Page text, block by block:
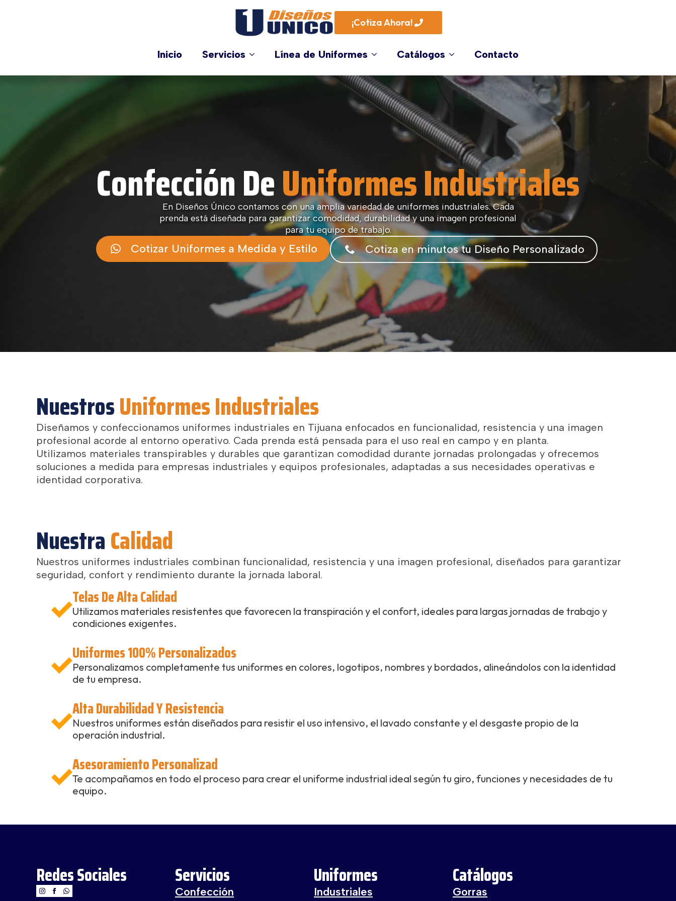
¡Cotiza Ahora!
Inicio Servicios Línea de Uniformes Catálogos Contacto
Confección DeUniformes Industriales
En Diseños Único contamos con una amplia variedad de uniformes industriales. Cada
prenda está diseñada para garantizar comodidad, durabilidad y una imagen profesional
para tu equipo de trabajo.
Cotizar Uniformes a Medida y Estilo Cotiza en minutos tu Diseño Personalizado
NuestrosUniformes Industriales
Diseñamos y confeccionamos uniformes industriales en Tijuana enfocados en funcionalidad, resistencia y una imagen
profesional acorde al entorno operativo. Cada prenda está pensada para el uso real en campo y en planta.
Utilizamos materiales transpirables y durables que garantizan comodidad durante jornadas prolongadas y ofrecemos
soluciones a medida para empresas industriales y equipos profesionales, adaptadas a sus necesidades operativas e
identidad corporativa.
NuestraCalidad
Nuestros uniformes industriales combinan funcionalidad, resistencia y una imagen profesional, diseñados para garantizar
seguridad, confort y rendimiento durante la jornada laboral.
Telas De Alta Calidad
Utilizamos materiales resistentes que favorecen la transpiración y el confort, ideales para largas jornadas de trabajo y
condiciones exigentes.
Uniformes 100% Personalizados
Personalizamos completamente tus uniformes en colores, logotipos, nombres y bordados, alineándolos con la identidad
de tu empresa.
Alta Durabilidad Y Resistencia
Nuestros uniformes están diseñados para resistir el uso intensivo, el lavado constante y el desgaste propio de la
operación industrial.
Asesoramiento Personalizad
Te acompañamos en todo el proceso para crear el uniforme industrial ideal según tu giro, funciones y necesidades de tu
equipo.
Redes Sociales Servicios
Confección
Uniformes
Industriales
Catálogos
Gorras